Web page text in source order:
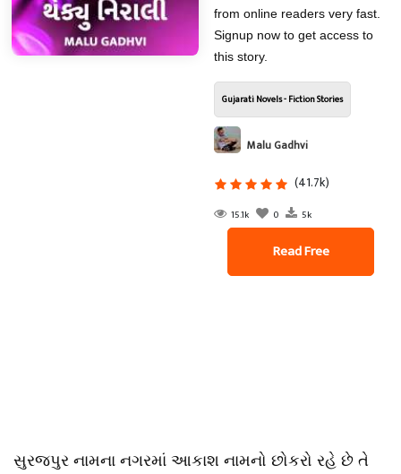
from online readers very fast.
Signup now to get access to
this story.
Gujarati Novels - Fiction Stories
Malu Gadhvi
(41.7k)
15.1k 0 5k
Read Free
સુરજપુર નામના નગરમાં આકાશ નામનો છોકરો રહે છે તે